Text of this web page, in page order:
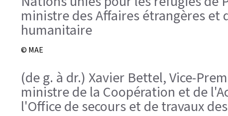
ministre des Affaires étrangères
humanitaire
© MAE
(de g. à dr.) Xavier Bettel, Vice-
ministre de la Coopération et de
l'Office de secours et de travaux